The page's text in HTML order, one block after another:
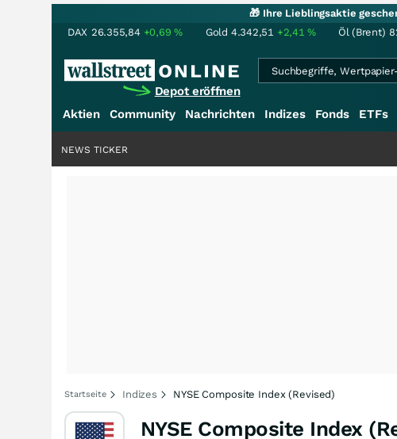
🎁 Ihre Lieblingsaktie
DAX 26.355,84 +0,69% Gold 4.342,51 +2,41% Öl (Brent)
Depot eröffnen
Aktien Community Nachrichten Indizes Fonds ETFs
NEWS TICKER
Startseite Indizes NYSE Composite Index (Revised)
NYSE Composite Index